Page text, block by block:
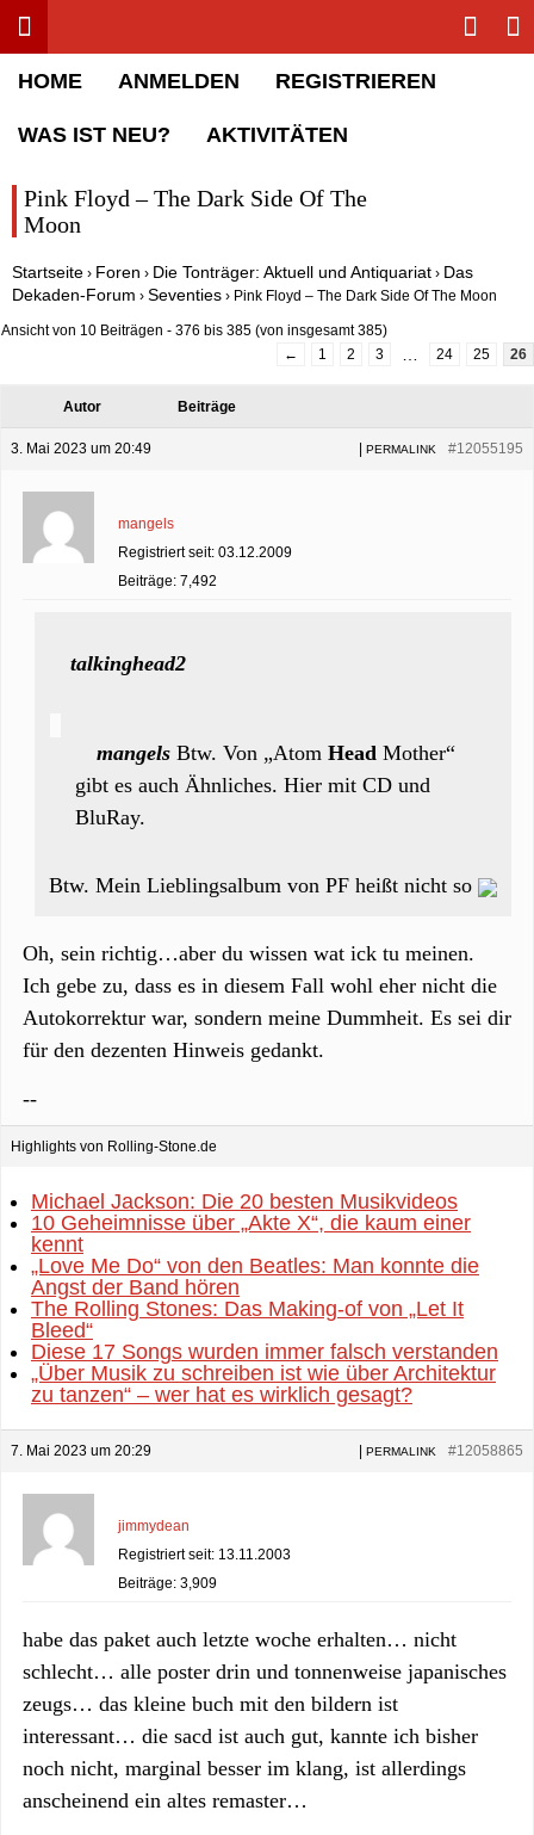
HOME ANMELDEN REGISTRIEREN
WAS IST NEU? AKTIVITÄTEN
Pink Floyd – The Dark Side Of The
Moon
Startseite › Foren › Die Tonträger: Aktuell und Antiquariat › Das
Dekaden-Forum › Seventies › Pink Floyd – The Dark Side Of The Moon
Ansicht von 10 Beiträgen - 376 bis 385 (von insgesamt 385)
←
1 2 3 24 25 26
Autor Beiträge
3. Mai 2023 um 20:49 #12055195
PERMALINK
mangels
Registriert seit: 03.12.2009
Beiträge: 7,492
talkinghead2
mangels Btw. Von „Atom Head Mother“
gibt es auch Ähnliches. Hier mit CD und
BluRay.
Btw. Mein Lieblingsalbum von PF heißt nicht so
Oh, sein richtig…aber du wissen wat ick tu meinen.
Ich gebe zu, dass es in diesem Fall wohl eher nicht die
Autokorrektur war, sondern meine Dummheit. Es sei dir
für den dezenten Hinweis gedankt.
--
Highlights von Rolling-Stone.de
Michael Jackson: Die 20 besten Musikvideos
10 Geheimnisse über „Akte X“, die kaum einer
kennt
„Love Me Do“ von den Beatles: Man konnte die
Angst der Band hören
The Rolling Stones: Das Making-of von „Let It
Bleed“
Diese 17 Songs wurden immer falsch verstanden
„Über Musik zu schreiben ist wie über Architektur
zu tanzen“ – wer hat es wirklich gesagt?
7. Mai 2023 um 20:29 #12058865
PERMALINK
jimmydean
Registriert seit: 13.11.2003
Beiträge: 3,909
habe das paket auch letzte woche erhalten… nicht
schlecht… alle poster drin und tonnenweise japanisches
zeugs… das kleine buch mit den bildern ist
interessant… die sacd ist auch gut, kannte ich bisher
noch nicht, marginal besser im klang, ist allerdings
anscheinend ein altes remaster…